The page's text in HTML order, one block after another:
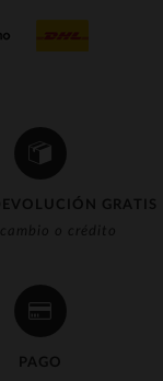
GRATIS
o crédito
PAGO